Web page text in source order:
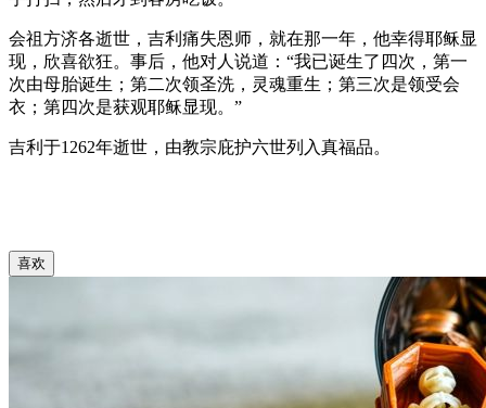
会祖方济各逝世，吉利痛失恩师，就在那一年，他幸得耶稣显
现，欣喜欲狂。事后，他对人说道：“我已诞生了四次，第一
次由母胎诞生；第二次领圣洗，灵魂重生；第三次是领受会
衣；第四次是获观耶稣显现。”
吉利于1262年逝世，由教宗庇护六世列入真福品。
喜欢